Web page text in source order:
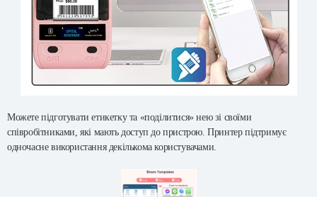
Можете підготувати етикетку та «поділитися» нею зі своїми
співробітниками, які мають доступ до пристрою. Принтер підтримує
одночасне використання декількома користувачами.